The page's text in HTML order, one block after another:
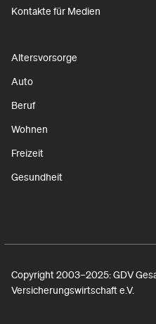
Kontakte für Medien
Altersvorsorge
Auto
Beruf
Wohnen
Freizeit
Gesundheit
Copyright 2003–2025: GDV
Versicherungswirtschaft e.V.